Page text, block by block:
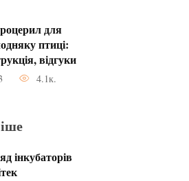
для
​​птиці:
відгуки
4.1к.
інкубаторів